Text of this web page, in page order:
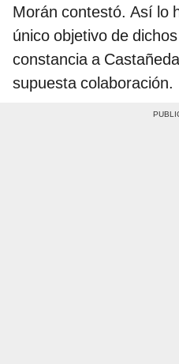
Morán contestó. Así lo
único objetivo de
constancia a
supuesta colaboración.